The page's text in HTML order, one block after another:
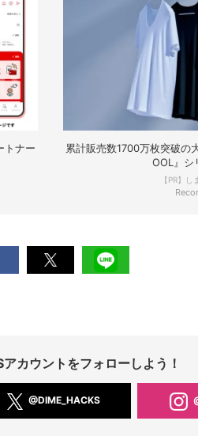
トナー
累計販売数1700万枚突破の
OOL』シ
【PR】し
カウントをフォローしよう！
@DIME_HACKS